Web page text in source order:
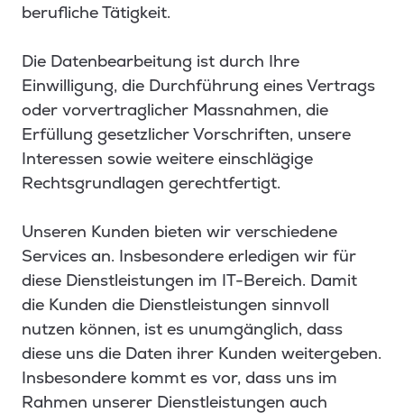
berufliche Tätigkeit.
Die Datenbearbeitung ist durch Ihre
Einwilligung, die Durchführung eines Vertrags
oder vorvertraglicher Massnahmen, die
Erfüllung gesetzlicher Vorschriften, unsere
Interessen sowie weitere einschlägige
Rechtsgrundlagen gerechtfertigt.
Unseren Kunden bieten wir verschiedene
Services an. Insbesondere erledigen wir für
diese Dienstleistungen im IT-Bereich. Damit
die Kunden die Dienstleistungen sinnvoll
nutzen können, ist es unumgänglich, dass
diese uns die Daten ihrer Kunden weitergeben.
Insbesondere kommt es vor, dass uns im
Rahmen unserer Dienstleistungen auch